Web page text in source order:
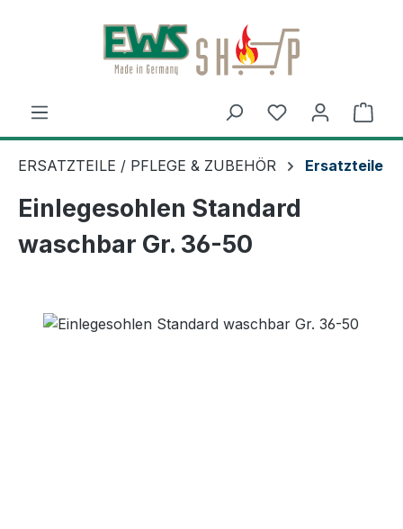
Zum Hauptinhalt springen
ERSATZTEILE / PFLEGE & ZUBEHÖR Ersatzteile
Einlegesohlen Standard
waschbar Gr. 36-50